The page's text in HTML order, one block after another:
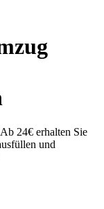
24€ erhalten Sie
und